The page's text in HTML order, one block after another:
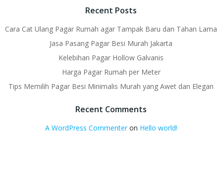
Recent Posts
Cara Cat Ulang Pagar Rumah agar Tampak Baru dan Tahan Lama
Jasa Pasang Pagar Besi Murah Jakarta
Kelebihan Pagar Hollow Galvanis
Harga Pagar Rumah per Meter
Tips Memilih Pagar Besi Minimalis Murah yang Awet dan Elegan
Recent Comments
A WordPress Commenteron Hello world!